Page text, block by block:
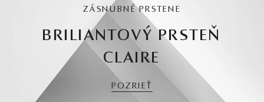
ZÁSNUBNÉ PRSTENE
BRILIANTOVÝ PRSTEŇ
CLAIRE
POZRIEŤ